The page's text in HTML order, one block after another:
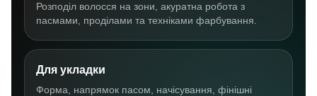
Розподіл волосся на зони, акуратна робота з
пасмами, проділами та техніками фарбування.
Для укладки
Форма, напрямок пасом, начісування, фінішні